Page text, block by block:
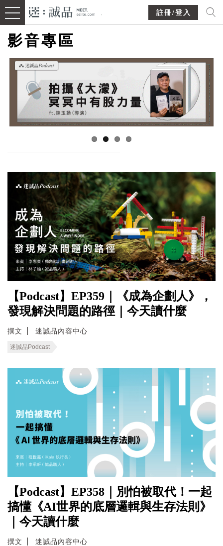
註冊/登入
影音專區
【Podcast】EP359｜《成為企劃人》，
發現解決問題的路徑｜今天讀什麼
撰文 迷誠品內容中心
迷誠品Podcast
【Podcast】EP358｜別怕被取代！一起
搞懂《AI世界的底層邏輯與生存法則》
｜今天讀什麼
撰文 迷誠品內容中心